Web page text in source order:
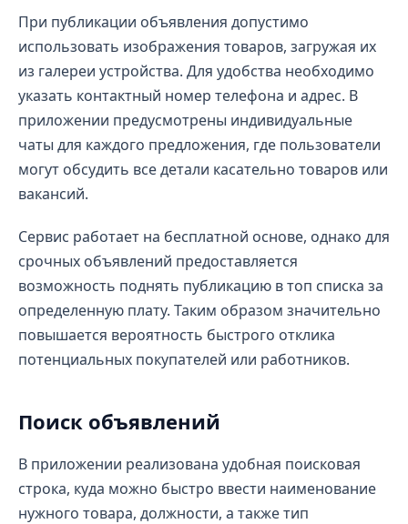
При публикации объявления допустимо
использовать изображения товаров, загружая их
из галереи устройства. Для удобства необходимо
указать контактный номер телефона и адрес. В
приложении предусмотрены индивидуальные
чаты для каждого предложения, где пользователи
могут обсудить все детали касательно товаров или
вакансий.
Сервис работает на бесплатной основе, однако для
срочных объявлений предоставляется
возможность поднять публикацию в топ списка за
определенную плату. Таким образом значительно
повышается вероятность быстрого отклика
потенциальных покупателей или работников.
Поиск объявлений
В приложении реализована удобная поисковая
строка, куда можно быстро ввести наименование
нужного товара, должности, а также тип